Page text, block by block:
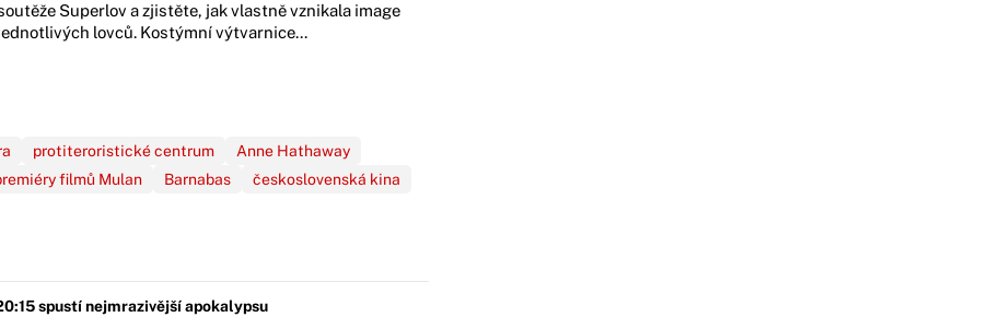
Superlov a zjistěte, jak vlastně vznikala image
lovců. Kostýmní výtvarnice...
protiteroristické centrum
Anne Hathaway
filmů Mulan Barnabas
československá kina
spustí nejmrazivější apokalypsu